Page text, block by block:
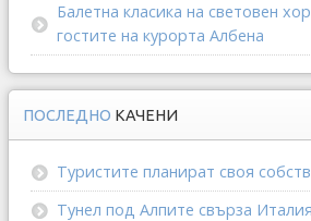
Балетна класика на световен
гостите на курорта Албена
ПОСЛЕДНО КАЧЕНИ
Туристите планират своя
Тунел под Алпите свърза